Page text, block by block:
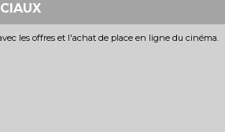
les offres et l'achat de place en ligne du cinéma.